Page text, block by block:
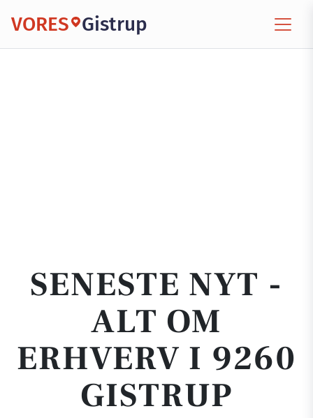
VORES Gistrup
SENESTE NYT -
ALT OM
ERHVERV I 9260
GISTRUP